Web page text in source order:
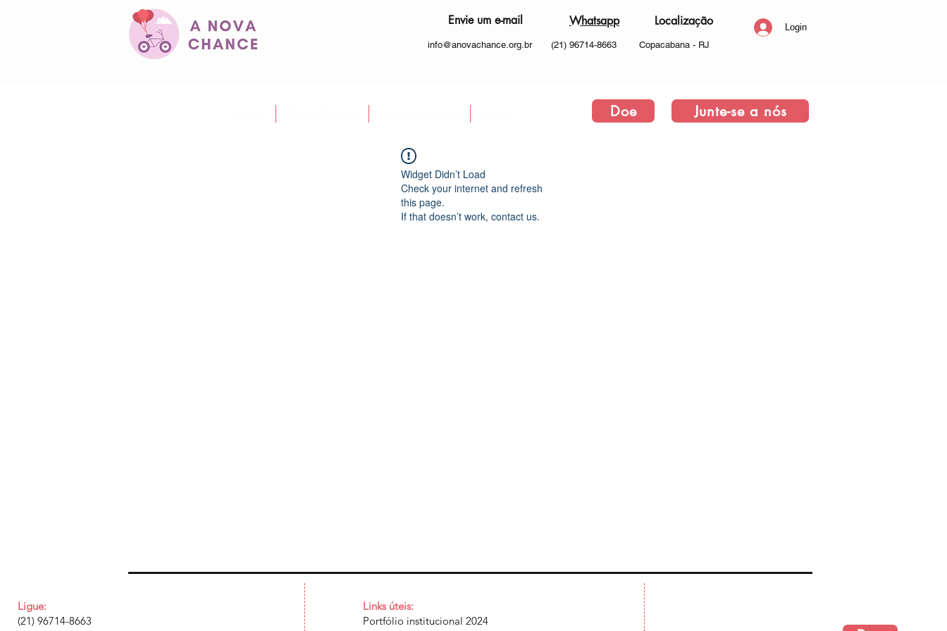
Envie um e-mail
info@anovachance.org.br
Whatsapp
(21) 96714-8663
Localização
Copacabana - RJ
Login
Doe Junte-se a nós
Widget Didn’t Load
Check your internet and refresh
this page.
If that doesn’t work, contact us.
Ligue:
(21) 96714-8663
Links úteis:
Portfólio institucional 2024